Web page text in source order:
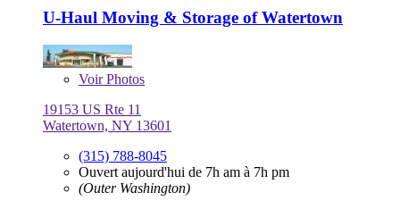
U-Haul Moving & Storage of Watertown
VoirPhotos
19153 US Rte 11
Watertown, NY 13601
(315) 788-8045
Ouvert aujourd'hui de 7h am à 7h pm
(Outer Washington)